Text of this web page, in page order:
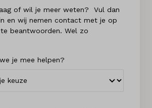
of wil je meer weten? Vul dan
en wij nemen contact met je op
beantwoorden. Wel zo
je mee helpen?